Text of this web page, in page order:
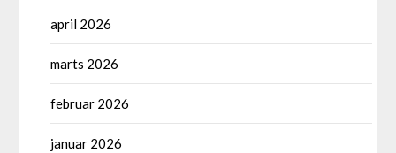
april 2026
marts 2026
februar 2026
januar 2026